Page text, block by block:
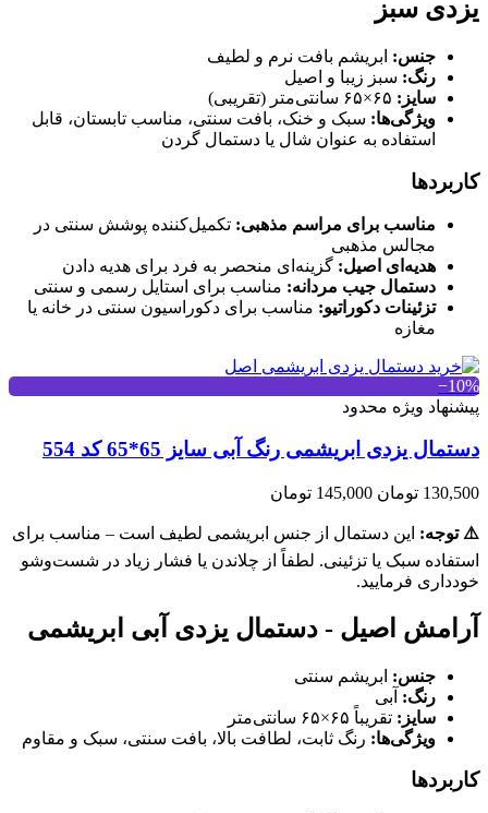
یزدی سبز
جنس: ابریشم بافت نرم و لطیف
رنگ: سبز زیبا و اصیل
سایز:
ویژگی‌ها: سبک و خنک، بافت سنتی، مناسب تابستان، قابل
استفاده به عنوان شال یا دستمال گردن
کاربردها
مناسب برای مراسم مذهبی: تکمیل‌کننده پوشش سنتی در
مجالس مذهبی
هدیه‌ای اصیل: گزینه‌ای منحصر به فرد برای هدیه دادن
دستمال جیب مردانه: مناسب برای استایل رسمی و سنتی
تزئینات دکوراتیو: مناسب برای دکوراسیون سنتی در خانه یا
مغازه
‎−10%
پیشنهاد ویژه محدود
دستمال یزدی ابریشمی رنگ آبی سایز 65*65 کد 554
130,500 تومان 145,000 تومان
⚠️ توجه: این دستمال از جنس ابریشمی لطیف است – مناسب برای
استفاده سبک یا تزئینی. لطفاً از چلاندن یا فشار زیاد در شست‌وشو
خودداری فرمایید.
آرامش اصیل - دستمال یزدی آبی ابریشمی
جنس: ابریشم سنتی
رنگ: آبی
سایز: تقریباً ۶۵×۶۵ سانتی‌متر
ویژگی‌ها: رنگ ثابت، لطافت بالا، بافت سنتی، سبک و مقاوم
کاربردها